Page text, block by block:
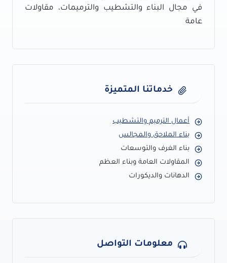
في مجال البناء والتشطيب والترميمات، مقاولات
عامة
خدماتنا المتميزة
أعمال الترميم والتشطيب
بناء الملاحق والمجالس
بناء الغرف والتوسعات
المقاولات العامة وبناء العظم
الدهانات والديكورات
معلومات التواصل